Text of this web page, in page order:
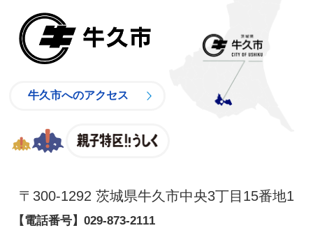
牛久市へのアクセス
〒300-1292 茨城県牛久市中央3丁目15番地1
【電話番号】 029-873-2111